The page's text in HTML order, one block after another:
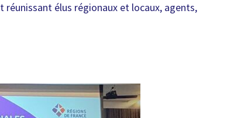
réunissant élus régionaux et locaux, agents,